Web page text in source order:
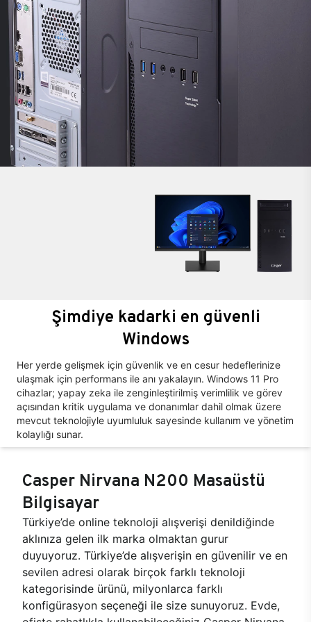
Şimdiye kadarki en güvenli
Windows
Her yerde gelişmek için güvenlik ve en cesur hedeflerinize
ulaşmak için performans ile anı yakalayın. Windows 11 Pro
cihazlar; yapay zeka ile zenginleştirilmiş verimlilik ve görev
açısından kritik uygulama ve donanımlar dahil olmak üzere
mevcut teknolojiyle uyumluluk sayesinde kullanım ve yönetim
kolaylığı sunar.
Casper Nirvana N200 Masaüstü
Bilgisayar
Türkiye’de online teknoloji alışverişi denildiğinde
aklınıza gelen ilk marka olmaktan gurur
duyuyoruz. Türkiye’de alışverişin en güvenilir ve en
sevilen adresi olarak birçok farklı teknoloji
kategorisinde ürünü, milyonlarca farklı
konfigürasyon seçeneği ile size sunuyoruz. Evde,